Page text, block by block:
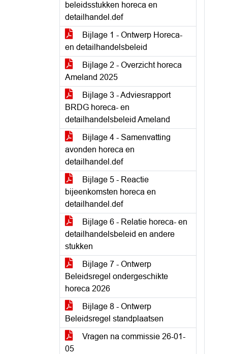
beleidsstukken horeca en
detailhandel.def
Bijlage 1 - Ontwerp Horeca-
en detailhandelsbeleid
Bijlage 2 - Overzicht horeca
Ameland 2025
Bijlage 3 - Adviesrapport
BRDG horeca- en
detailhandelsbeleid Ameland
Bijlage 4 - Samenvatting
avonden horeca en
detailhandel.def
Bijlage 5 - Reactie
bijeenkomsten horeca en
detailhandel.def
Bijlage 6 - Relatie horeca- en
detailhandelsbeleid en andere
stukken
Bijlage 7 - Ontwerp
Beleidsregel ondergeschikte
horeca 2026
Bijlage 8 - Ontwerp
Beleidsregel standplaatsen
Vragen na commissie 26-01-
05